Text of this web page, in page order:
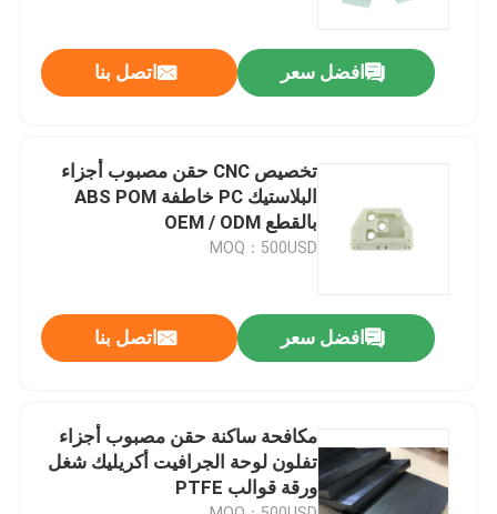
معلومات عنا
جولة في المعمل
اتصل بنا
مطّاط زيت ختم صوف
السيارات الأختام النفط
شاحنة الأختام النفط
افضل سعر اتصل بنا
تخصيص CNC حقن مصبوب أجزاء
البلاستيك PC خاطفة ABS POM
بالقطع OEM / ODM
MOQ：500USD
افضل سعر اتصل بنا
مكافحة ساكنة حقن مصبوب أجزاء
تفلون لوحة الجرافيت أكريليك شغل
ورقة قوالب PTFE